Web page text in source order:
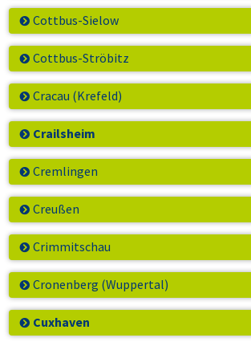
Cottbus-Sielow
Cottbus-Ströbitz
Cracau (Krefeld)
Crailsheim
Cremlingen
Creußen
Crimmitschau
Cronenberg (Wuppertal)
Cuxhaven